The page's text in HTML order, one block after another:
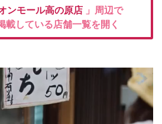
ンモール高の原店 」周辺で
載している店舗一覧を開く